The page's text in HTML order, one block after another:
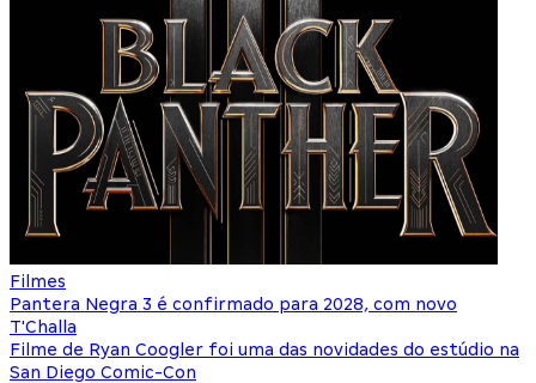
Filmes
Pantera Negra 3 é confirmado para 2028, com novo
T'Challa
Filme de Ryan Coogler foi uma das novidades do estúdio na
San Diego Comic-Con